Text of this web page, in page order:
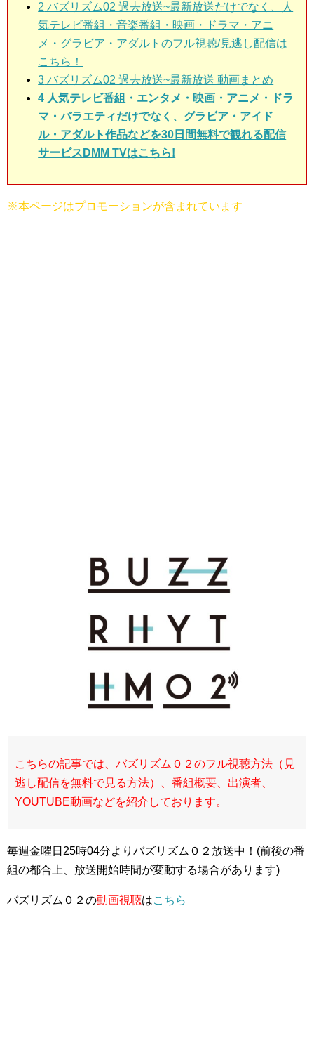
2 バズリズム02 過去放送~最新放送だけでなく、人
気テレビ番組・音楽番組・映画・ドラマ・アニ
メ・グラビア・アダルトのフル視聴/見逃し配信は
こちら！
3 バズリズム02 過去放送~最新放送 動画まとめ
4 人気テレビ番組・エンタメ・映画・アニメ・ドラ
マ・バラエティだけでなく、グラビア・アイド
ル・アダルト作品などを30日間無料で観れる配信
サービスDMM TVはこちら!
※本ページはプロモーションが含まれています
こちらの記事では、バズリズム０２のフル視聴方法（見
逃し配信を無料で見る方法）、番組概要、出演者、
YOUTUBE動画などを紹介しております。
毎週金曜日25時04分よりバズリズム０２放送中！(前後の番
組の都合上、放送開始時間が変動する場合があります)
バズリズム０２の動画視聴はこちら